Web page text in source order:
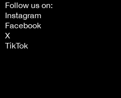
Follow us on:
Instagram
Facebook
X
TikTok